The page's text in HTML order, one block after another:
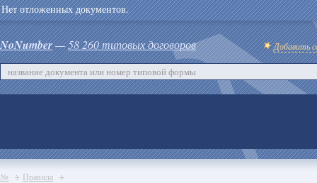
Нет отложенных документов.
NoNumber—58 260 типовых договоров Добавить
№ Правила